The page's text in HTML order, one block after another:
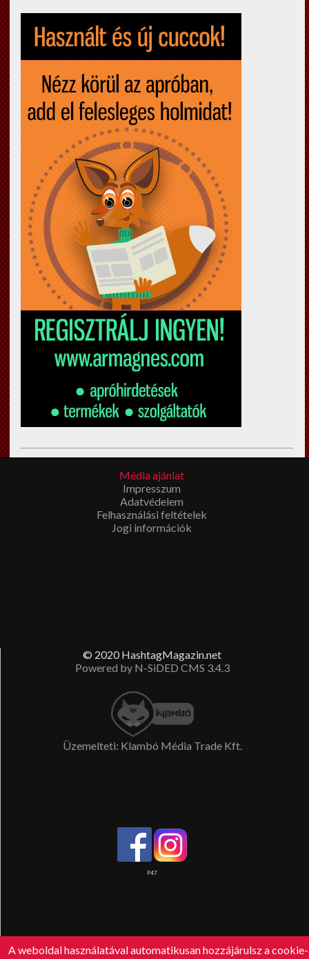
Esküvői filmkészítés Budapesten? Megíbzható,
esküvői videóst keres? Látogasson el a fenti
Média ajánlat
Impresszum
Adatvédelem
Felhasználási feltételek
Jogi információk
© 2020 HashtagMagazin.net
Powered by N-SiDED CMS 3.4.3
Üzemelteti: Klambó Média Trade Kft.
P47
A weboldal használatával automatikusan hozzájárulsz a